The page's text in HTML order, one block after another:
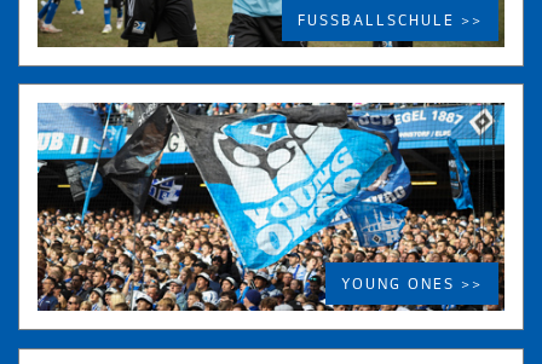
FUSSBALLSCHULE >>
YOUNG ONES >>